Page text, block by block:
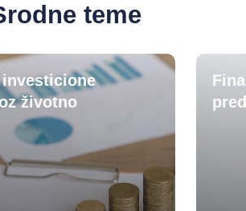
teme
investicione
životno